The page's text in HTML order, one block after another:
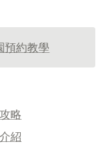
預約教學
略
紹